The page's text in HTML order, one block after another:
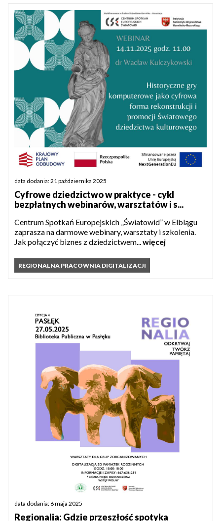
data dodania: 21 października 2025
Cyfrowe dziedzictwo w praktyce - cykl
bezpłatnych webinarów, warsztatów i s...
Centrum Spotkań Europejskich „Światowid” w Elblągu
zaprasza na darmowe webinary, warsztaty i szkolenia.
Jak połączyć biznes z dziedzictwem...więcej
REGIONALNA PRACOWNIA DIGITALIZACJI
data dodania: 6 maja 2025
Regionalia: Gdzie przeszłość spotyka